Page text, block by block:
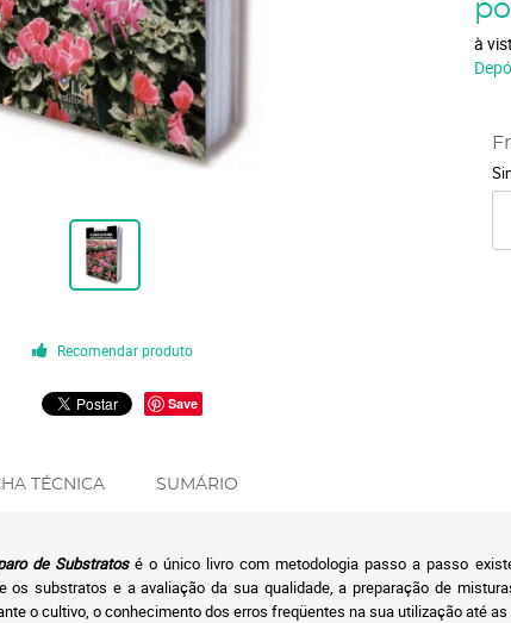
Recomendar produto
Save
à
TÉCNICA SUMÁRIO
de Substratosé o único livro com metodologia passo a passo
os substratos e a avaliação da sua qualidade, a preparação de
o cultivo, o conhecimento dos erros freqüentes na sua utilização até